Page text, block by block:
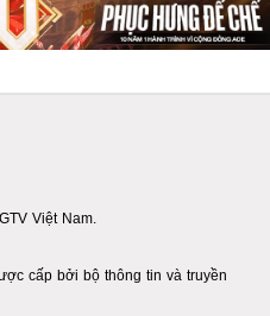
Việt Nam.
cấp bởi bộ thông tin và truyền